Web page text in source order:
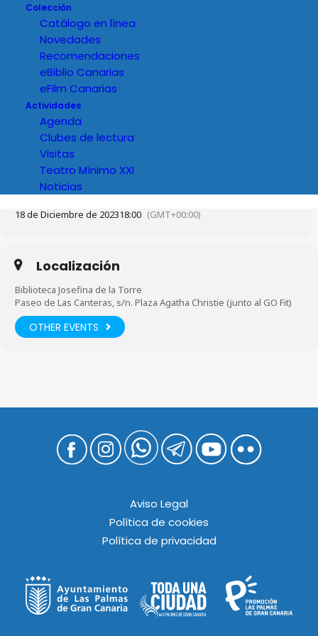
Colección
Catálogo en línea
Novedades
Recomendaciones
eBiblio Canarias
eFilm Canarias
Actividades
Agenda
Clubes de lectura
Visitas
Teatro Mínimo XXI
Noticias
Hora
18 de Diciembre de 202318:00 (GMT+00:00)
Localización
Biblioteca Josefina de la Torre
Paseo de Las Canteras, s/n. Plaza Agatha Christie (junto al GO Fit)
OTHER EVENTS
Aviso Legal
Política de cookies
Política de privacidad